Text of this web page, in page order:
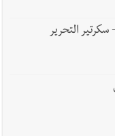
التحرير